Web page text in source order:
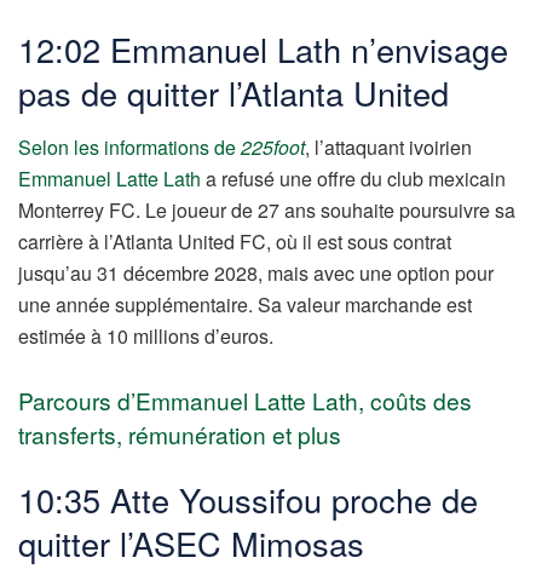
12:02 Emmanuel Lath n’envisage
pas de quitter l’Atlanta United
Selon les informations de225foot, l’attaquant ivoirien
Emmanuel Latte Lath a refusé une offre du club mexicain
Monterrey FC. Le joueur de 27 ans souhaite poursuivre sa
carrière à l’Atlanta United FC, où il est sous contrat
jusqu’au 31 décembre 2028, mais avec une option pour
une année supplémentaire. Sa valeur marchande est
estimée à 10 millions d’euros.
Parcours d’Emmanuel Latte Lath, coûts des
transferts, rémunération et plus
10:35 Atte Youssifou proche de
quitter l’ASEC Mimosas